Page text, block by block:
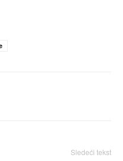
Sledeći tekst